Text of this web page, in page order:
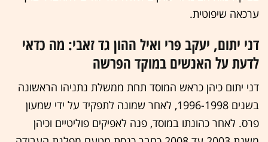
ערכאה שיפוטית.
דני יתום, יעקב פרי ואיל ההון גד זאבי: מה כדאי
לדעת על האנשים במוקד הפרשה
דני יתום כיהן כראש המוסד תחת ממשלת נתניהו הראשונה
בשנים 1996-1998, לאחר שמונה לתפקיד על ידי שמעון
פרס. לאחר כהונתו במוסד, פנה לאפיקים פוליטיים וכיהן